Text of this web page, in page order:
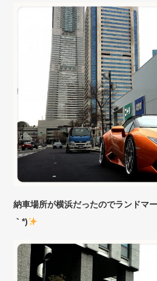
納車場所が横浜だったのでランドマ
｀*)